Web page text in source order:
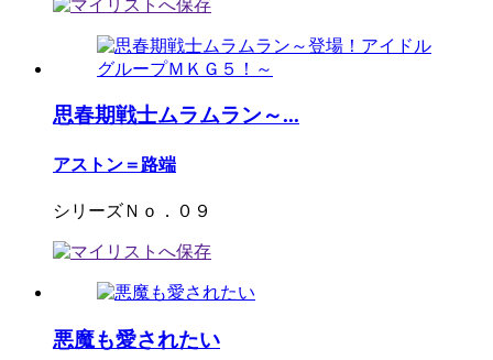
思春期戦士ムラムラン～...
アストン＝路端
シリーズＮｏ．０９
悪魔も愛されたい